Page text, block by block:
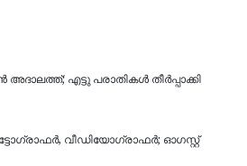
എട്ടു പരാതികൾ തീർപ്പാക്കി
വീഡിയോഗ്രാഫർ; ഓഗസ്റ്റ്